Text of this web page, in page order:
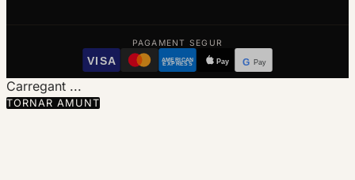
PAGAMENT SEGUR
VISA AMERICAN
EXPRESS Pay G Pay
Carregant ...
TORNAR AMUNT